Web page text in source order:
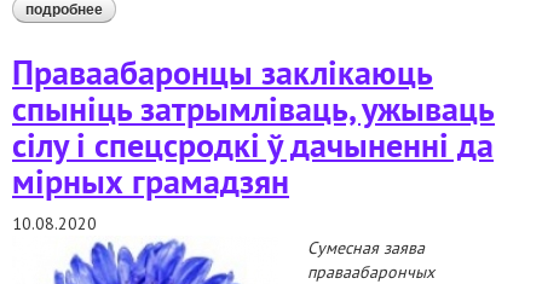
подробнее о беларускі хельсінкскі камітэт ад імя кааліцыі беларускіх
праваабаронцаў выступіў на 52-й сесіі савета аан па правах
Праваабаронцы заклікаюць
спыніць затрымліваць, ужываць
сілу і спецсродкі ў дачыненні да
мірных грамадзян
10.08.2020
Сумесная заява
праваабарончых